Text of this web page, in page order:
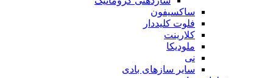
ساکسیفون
فلوت کلیددار
کلارینت
ملودیکا
نی
سایر سازهای بادی